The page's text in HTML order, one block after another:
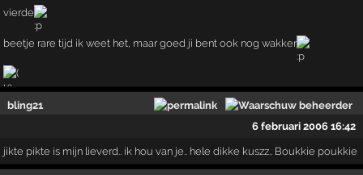
vierde
beetje rare tijd ik weet het, maar goed ji bent ook nog wakker
bling21
6 februari 2006 16:42
jikte pikte is mijn lieverd.. ik hou van je.. hele dikke kuszz.. Boukkie poukkie